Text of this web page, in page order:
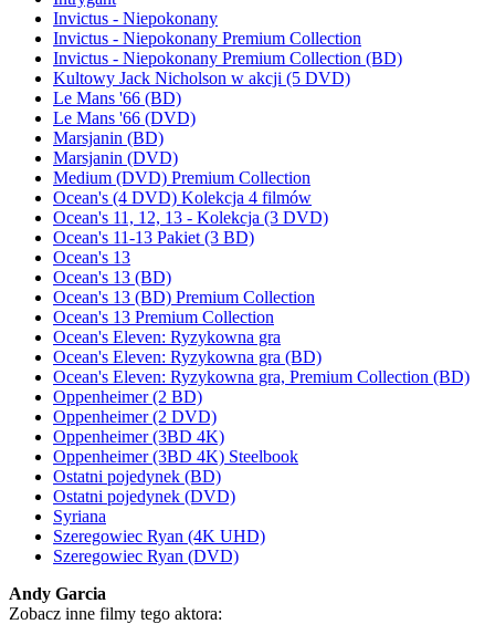
Invictus - Niepokonany
Invictus - Niepokonany Premium Collection
Invictus - Niepokonany Premium Collection (BD)
Kultowy Jack Nicholson w akcji (5 DVD)
Le Mans '66 (BD)
Le Mans '66 (DVD)
Marsjanin (BD)
Marsjanin (DVD)
Medium (DVD) Premium Collection
Ocean's (4 DVD) Kolekcja 4 filmów
Ocean's 11, 12, 13 - Kolekcja (3 DVD)
Ocean's 11-13 Pakiet (3 BD)
Ocean's 13
Ocean's 13 (BD)
Ocean's 13 (BD) Premium Collection
Ocean's 13 Premium Collection
Ocean's Eleven: Ryzykowna gra
Ocean's Eleven: Ryzykowna gra (BD)
Ocean's Eleven: Ryzykowna gra, Premium Collection (BD)
Oppenheimer (2 BD)
Oppenheimer (2 DVD)
Oppenheimer (3BD 4K)
Oppenheimer (3BD 4K) Steelbook
Ostatni pojedynek (BD)
Ostatni pojedynek (DVD)
Syriana
Szeregowiec Ryan (4K UHD)
Szeregowiec Ryan (DVD)
Andy Garcia
Zobacz inne filmy tego aktora: